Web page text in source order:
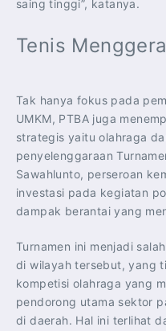
saing tinggi”, katanya.
Tenis
Tak hanya fokus pada
UMKM, PTBA juga
strategis yaitu olahraga
penyelenggaraan
Sawahlunto, perseroan
investasi pada kegiatan
dampak berantai yang
Turnamen ini menjadi
di wilayah tersebut, yang
kompetisi olahraga yang
pendorong utama sektor
di daerah. Hal ini terlihat